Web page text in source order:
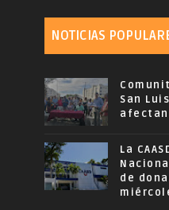
NOTICIAS
San
La
de